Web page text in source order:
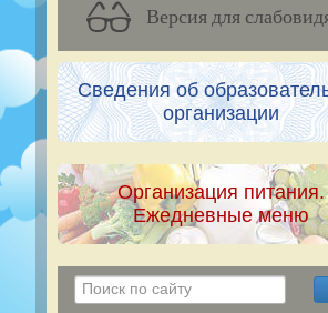
Версия для
Сведения об
организации
Организация питания.
Ежедневные меню